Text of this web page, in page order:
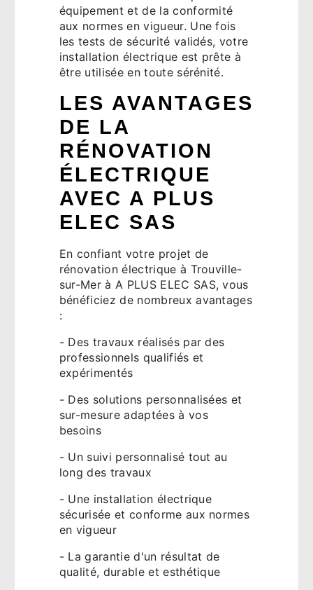
équipement et de la conformité
aux normes en vigueur. Une fois
les tests de sécurité validés, votre
installation électrique est prête à
être utilisée en toute sérénité.
LES AVANTAGES
DE LA
RÉNOVATION
ÉLECTRIQUE
AVEC A PLUS
ELEC SAS
En confiant votre projet de
rénovation électrique à Trouville-
sur-Mer à A PLUS ELEC SAS, vous
bénéficiez de nombreux avantages
:
- Des travaux réalisés par des
professionnels qualifiés et
expérimentés
- Des solutions personnalisées et
sur-mesure adaptées à vos
besoins
- Un suivi personnalisé tout au
long des travaux
- Une installation électrique
sécurisée et conforme aux normes
en vigueur
- La garantie d'un résultat de
qualité, durable et esthétique